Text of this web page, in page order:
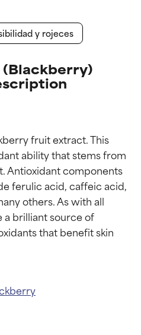
y rojeces
(Blackberry)
fruit extract. This
ability that stems from
Antioxidant components
ferulic acid, caffeic acid,
others. As with all
a brilliant source of
that benefit skin